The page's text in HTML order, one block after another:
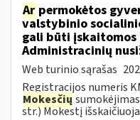
Ar permokėtos
valstybinio
gali būti
Administracinių
Web turinio sąrašas
Registracijos numeris
Mokesčių
str.) Mokestį